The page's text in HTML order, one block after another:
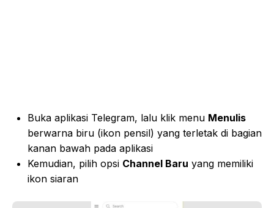
Buka aplikasi Telegram, lalu klik menu Menulis
berwarna biru (ikon pensil) yang terletak di bagian
kanan bawah pada aplikasi
Kemudian, pilih opsi Channel Baru yang memiliki
ikon siaran